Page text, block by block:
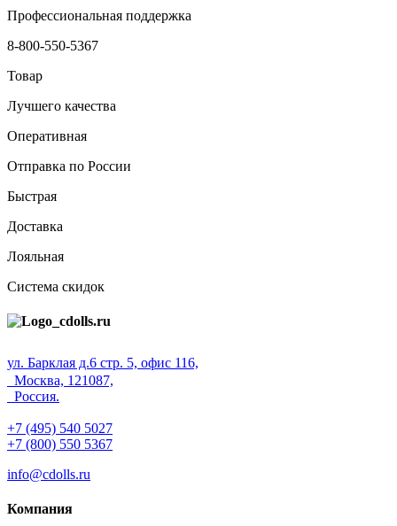
Профессиональная поддержка
8-800-550-5367
Товар
Лучшего качества
Оперативная
Отправка по России
Быстрая
Доставка
Лояльная
Система скидок
ул. Барклая д.6 стр. 5, офис 116,
Москва, 121087,
Россия.
+7 (495) 540 5027
+7 (800) 550 5367
info@cdolls.ru
Компания